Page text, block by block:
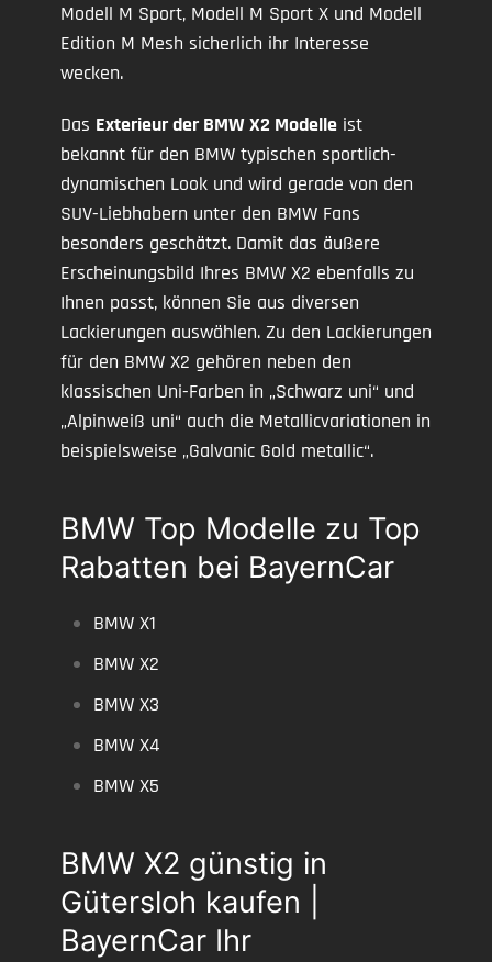
Modell M Sport, Modell M Sport X und Modell
Edition M Mesh sicherlich ihr Interesse
wecken.
Das Exterieur der BMW X2 Modelle ist
bekannt für den BMW typischen sportlich-
dynamischen Look und wird gerade von den
SUV-Liebhabern unter den BMW Fans
besonders geschätzt. Damit das äußere
Erscheinungsbild Ihres BMW X2 ebenfalls zu
Ihnen passt, können Sie aus diversen
Lackierungen auswählen. Zu den Lackierungen
für den BMW X2 gehören neben den
klassischen Uni-Farben in „Schwarz uni“ und
„Alpinweiß uni“ auch die Metallicvariationen in
beispielsweise „Galvanic Gold metallic“.
BMW Top Modelle zu Top
Rabatten bei BayernCar
BMW X1
BMW X2
BMW X3
BMW X4
BMW X5
BMW X2 günstig in
Gütersloh kaufen |
BayernCar Ihr